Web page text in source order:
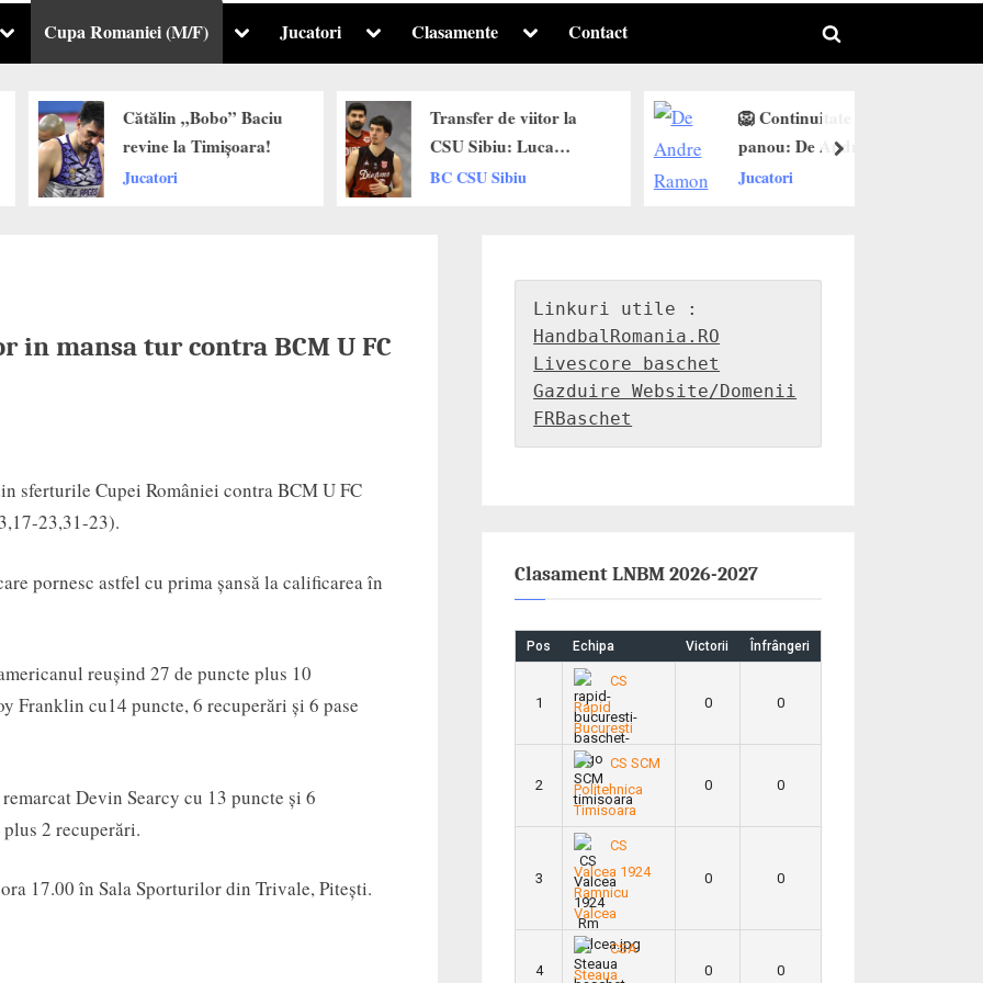
ToggleCupa Romaniei (M/F) Toggle
menu
Jucatori Toggle
menu
Clasamente Toggle
menu
Contact
Toggle
Cătălin „Bobo” Baciu
revine la Timișoara!
Jucatori
Transfer de viitor la
CSU Sibiu: Luca
Ciurea lasă Dinamo
pentru „Vulturii
BC CSU Sibiu
🦁 Continuitate sub
panou: De Andre
Dishman rămâne la
Jucatori
next
in mansa tur contra BCM U FC
sferturile Cupei României contra BCM U FC
23,31-23).
pornesc astfel cu prima șansă la calificarea în
reușind 27 de puncte plus 10
Franklin cu14 puncte, 6 recuperări și 6 pase
Devin Searcy cu 13 puncte și 6
2 recuperări.
17.00 în Sala Sporturilor din Trivale, Pitești.
HandbalRomania.RO
Livescore baschet
Gazduire Website/Domenii
FRBaschet
Clasament LNBM 2026-2027
Pos Echipa Victorii Înfrângeri
1
CS
Rapid
Bucuresti
0 0
2
CS SCM
Politehnica
Timisoara
0 0
3
CS
Valcea 1924
Ramnicu
Valcea
0 0
4
CSA
Steaua
0 0